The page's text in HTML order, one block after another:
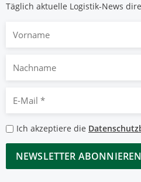
Täglich aktuelle Logistik-News
Nachname
Mail
*
Datenschutzbestimmungen
*
Ich akzeptiere die
CAPTCHA